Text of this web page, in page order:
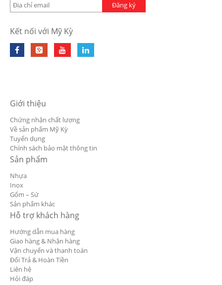
Đăng ký
Kết nối với Mỹ Kỳ
Giới thiệu
Chứng nhận chất lượng
Về sản phẩm Mỹ Kỳ
Tuyển dụng
Chính sách bảo mật thông tin
Sản phẩm
Nhựa
Inox
Gốm – Sứ
Sản phẩm khác
Hỗ trợ khách hàng
Hướng dẫn mua hàng
Giao hàng & Nhận hàng
Vận chuyển và thanh toán
Đổi Trả & Hoàn Tiền
Liên hệ
Hỏi đáp